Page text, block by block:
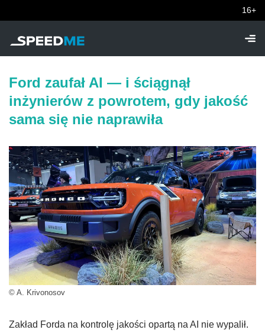
16+
Ford zaufał AI — i ściągnął
inżynierów z powrotem, gdy jakość
sama się nie naprawiła
© A. Krivonosov
Zakład Forda na kontrolę jakości opartą na AI nie wypalił.